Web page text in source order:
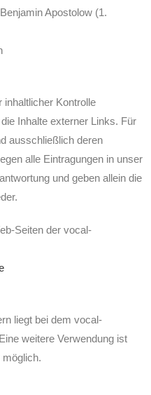
Apostolow (1.
inhaltlicher Kontrolle
Inhalte externer Links. Für
ausschließlich deren
alle Eintragungen in unser
und geben allein die
Seiten der vocal-
liegt bei dem vocal-
weitere Verwendung ist